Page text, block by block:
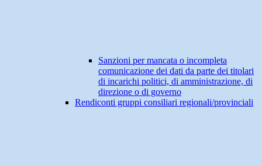
Sanzioni per mancata o incompleta
comunicazione dei dati da parte dei titolari
di incarichi politici, di amministrazione, di
direzione o di governo
Rendiconti gruppi consiliari regionali/provinciali